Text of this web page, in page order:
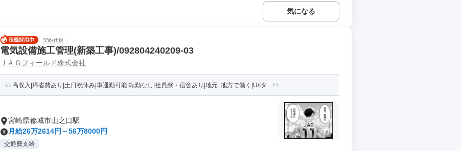
気になる
契約社員
電気設備施工管理(新築工事)/092804240209-03
ＪＡＧフィールド株式会社
高収入|帰省費あり|土日祝休み|車通勤可能|転勤なし|社員寮・宿舍あり|地元･地方で働く|U/Iタ...
宮崎県都城市山之口駅
月給26万2614円～56万8000円
交通費支給